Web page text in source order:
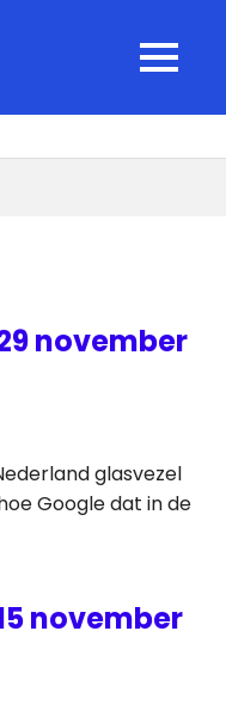
MENU
november
glasvezel
Google dat in de
november